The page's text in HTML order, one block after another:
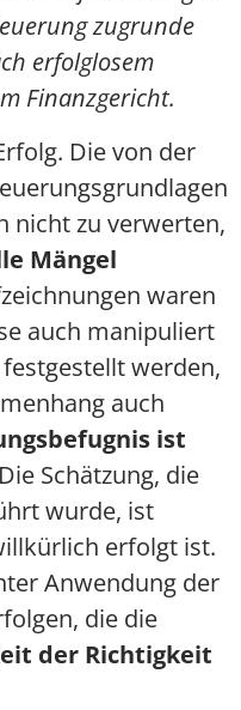
zugrunde
erfolglosem
Finanzgericht.
Die von der
nicht zu verwerten,
Mängel
waren
auch manipuliert
werden,
auch
ist
Schätzung, die
wurde, ist
erfolgt ist.
Anwendung der
die die
der Richtigkeit